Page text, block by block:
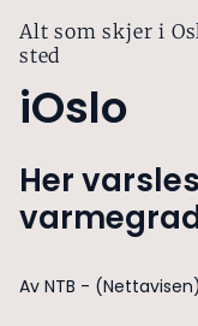
Alt som skjer i
sted
iOslo
Her
Av NTB - (Nettavisen)